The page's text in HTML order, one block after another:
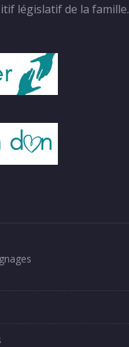
législatif de la famille.